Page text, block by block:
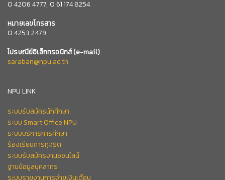
04206 4777, 0 61 174 8254
หมายเลขโทรสาร
0 4253 2479
ไปรษณีย์อิเล็กทรอนิกส์(e-mail)
saraban@npu.ac.th
NPU LINK
ระบบรับสมัครนักศึกษา
ระบบ Smart Office NPU
ระบบบริการการศึกษา
ร้องเรียนการทุจริต
ระบบรับสมัครงานออนไลน์
ฐานข้อมูลบุคลากร
ระบบรายงานการจ่ายเงินเดือน